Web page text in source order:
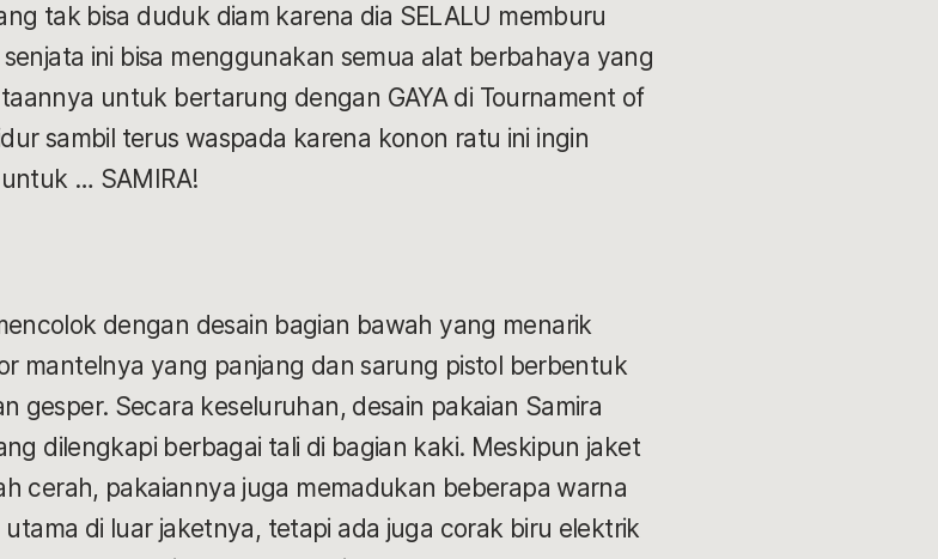
tak bisa duduk diam karena dia SELALU memburu
ini bisa menggunakan semua alat berbahaya yang
untuk bertarung dengan GAYA di Tournament of
sambil terus waspada karena konon ratu ini ingin
… SAMIRA!
dengan desain bagian bawah yang menarik
mantelnya yang panjang dan sarung pistol berbentuk
gesper. Secara keseluruhan, desain pakaian Samira
dilengkapi berbagai tali di bagian kaki. Meskipun jaket
cerah, pakaiannya juga memadukan beberapa warna
di luar jaketnya, tetapi ada juga corak biru elektrik